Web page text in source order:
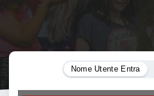
Nome Utente Entra